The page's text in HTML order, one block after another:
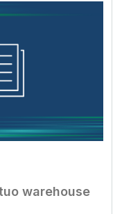
warehouse